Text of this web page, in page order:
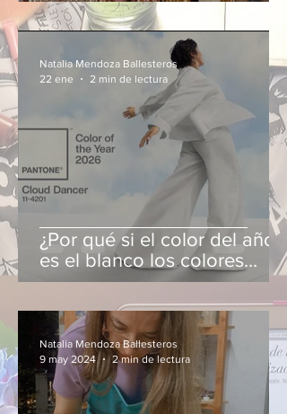
¿Por qué si el color del año
es el blanco los colores
llamativos están en
tendencia?
Natalia Mendoza Ballesteros
22 ene
2 min de lectura
Natalia Mendoza Ballesteros
9 may 2024
2 min de lectura